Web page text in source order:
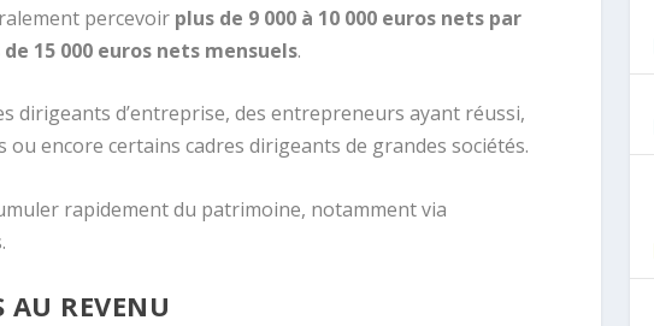
percevoir plus de 9 000 à 10 000 euros nets par
de 15 000 euros nets mensuels.
dirigeants d’entreprise, des entrepreneurs ayant réussi,
encore certains cadres dirigeants de grandes sociétés.
rapidement du patrimoine, notamment via
AU REVENU